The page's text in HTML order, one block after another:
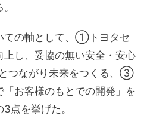
ての軸として、①トヨタセ
し、 妥協の無い安全・安心
つながり未来をつくる、③
お客様のもとでの開発」を
点を挙げた。